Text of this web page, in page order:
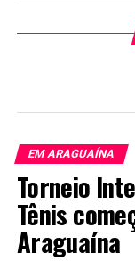
EM ARAGUAÍNA
Torneio
Tênis
Araguaína